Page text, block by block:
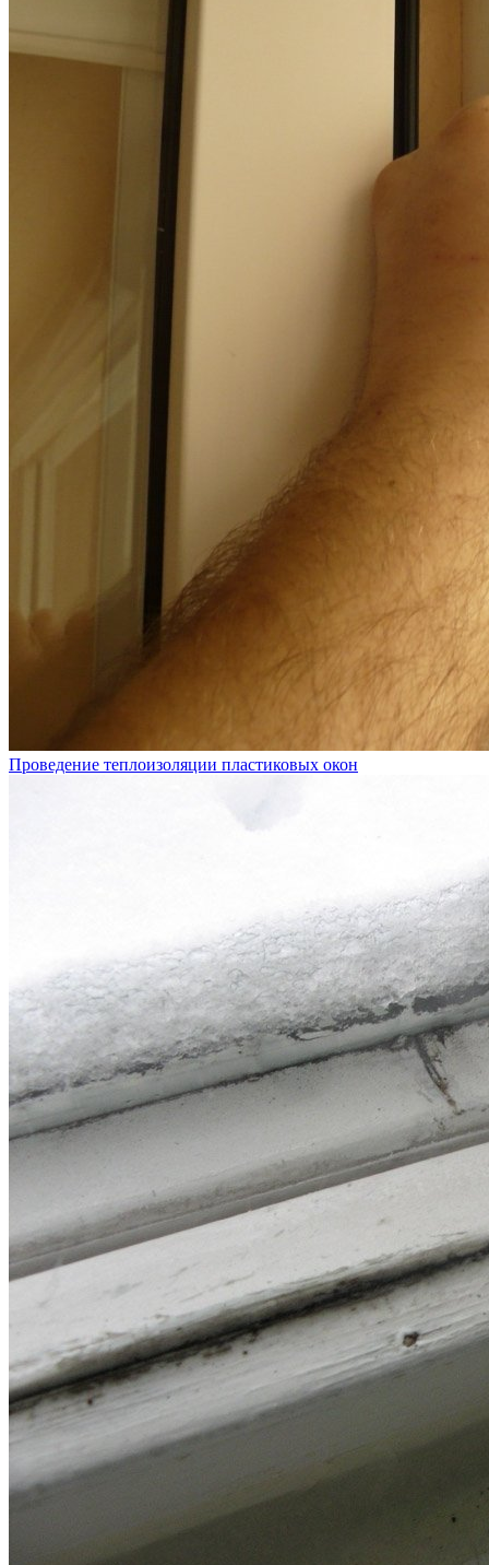
Проведение теплоизоляции пластиковых окон